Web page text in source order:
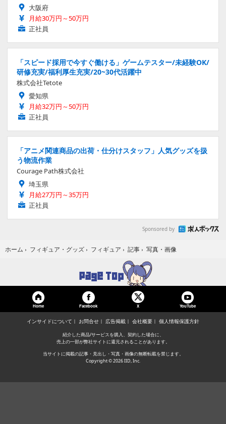
大阪府
月給30万円～50万円
正社員
「スピード採用で今すぐ働ける」ゲームテスター/未経験OK/
研修充実/福利厚生充実/20~30代活躍中
株式会社Tetote
愛知県
月給32万円～50万円
正社員
「アニメ関連商品の出荷・仕分けスタッフ」人気グッズを扱
う物流作業
Courage Path株式会社
埼玉県
月給27万円～35万円
正社員
Sponsored by
ホーム › フィギュア・グッズ › フィギュア › 記事 › 写真・画像
Home Facebook X YouTube
インサイドについて お問合せ 広告掲載 会社概要 個人情報保護方針
紹介した商品/サービスを購入、契約した場合に、
売上の一部が弊社サイトに還元されることがあります。
当サイトに掲載の記事・見出し・写真・画像の無断転載を禁じます。
Copyright © 2026 IID, Inc.